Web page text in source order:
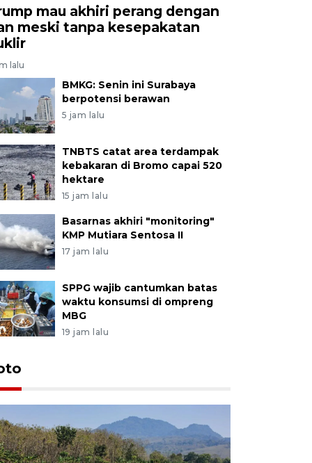
mau akhiri perang dengan
meski tanpa kesepakatan
lalu
BMKG: Senin ini Surabaya
berpotensi berawan
5 jam lalu
TNBTS catat area terdampak
kebakaran di Bromo capai 520
hektare
15 jam lalu
Basarnas akhiri "monitoring"
KMP Mutiara Sentosa II
17 jam lalu
SPPG wajib cantumkan batas
waktu konsumsi di ompreng
MBG
19 jam lalu